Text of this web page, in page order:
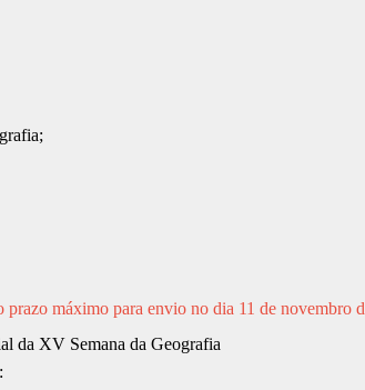
máximo para envio no dia 11 de novembro
da XV Semana da Geografia